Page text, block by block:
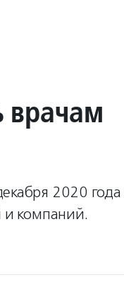
2020 года
и компаний.